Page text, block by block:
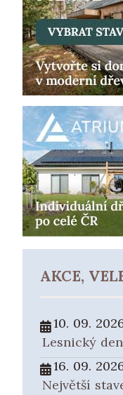
AKCE,
10. 09.
Lesnický den
16. 09.
Největší